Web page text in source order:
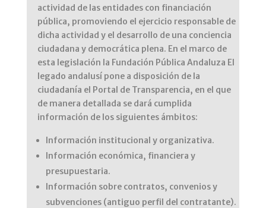
actividad de las entidades con financiación
pública, promoviendo el ejercicio responsable de
dicha actividad y el desarrollo de una conciencia
ciudadana y democrática plena. En el marco de
esta legislación la Fundación Pública Andaluza El
legado andalusí pone a disposición de la
ciudadanía el Portal de Transparencia, en el que
de manera detallada se dará cumplida
información de los siguientes ámbitos:
Información institucional y organizativa.
Información económica, financiera y
presupuestaria.
Información sobre contratos, convenios y
subvenciones (antiguo perfil del contratante).